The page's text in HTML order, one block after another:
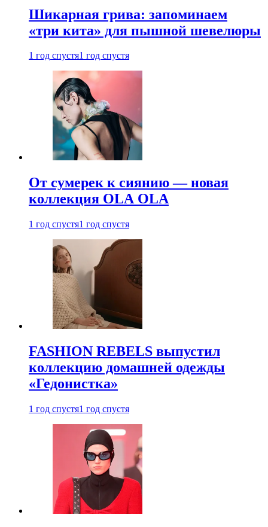
Шикарная грива: запоминаем
«три кита» для пышной шевелюры
1 год спустя1 год спустя
От сумерек к сиянию — новая
коллекция OLA OLA
1 год спустя1 год спустя
FASHION REBELS выпустил
коллекцию домашней одежды
«Гедонистка»
1 год спустя1 год спустя